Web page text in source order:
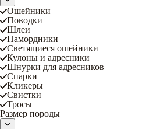
Ошейники
Поводки
Шлеи
Намордники
Светящиеся ошейники
Кулоны и адресники
Шнурки для адресников
Спарки
Кликеры
Свистки
Тросы
Размер породы